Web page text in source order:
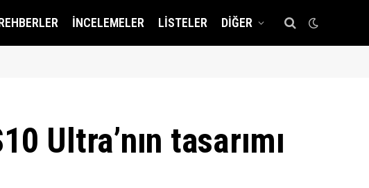
İNCELEMELER LISTELER DIĞER
Ultra’nın tasarımı